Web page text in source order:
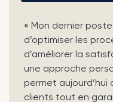
« Mon dernier
d’optimiser les
d’améliorer la
une approche
permet aujourd’hui
clients tout en